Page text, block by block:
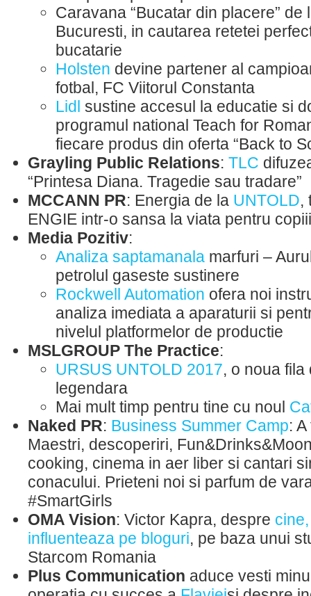
Caravana “Bucatar din placere” de
Bucuresti, in cautarea retetei
bucatarie
Holsten devine partener al
fotbal, FC Viitorul Constanta
Lidl sustine accesul la educatie si
programul national Teach for
fiecare produs din oferta “Back to
Grayling Public Relations: TLC
“Printesa Diana. Tragedie sau tradare”
MCCANN PR: Energia de la UNTOLD,
ENGIE intr-o sansa la viata pentru
Media Pozitiv:
Analiza saptamanala marfuri –
petrolul gaseste sustinere
Rockwell Automation ofera noi
analiza imediata a aparaturii si
nivelul platformelor de productie
MSLGROUP The Practice:
URSUS UNTOLD 2017, o noua
legendara
Mai mult timp pentru tine cu noul
Naked PR: Business Summer Camp:
Maestri, descoperiri,
cooking, cinema in aer liber si cantari
conacului. Prieteni noi si parfum de
#SmartGirls
OMA Vision: Victor Kapra, despre
influenteaza pe bloguri, pe baza unui
Starcom Romania
Plus Communication aduce vesti